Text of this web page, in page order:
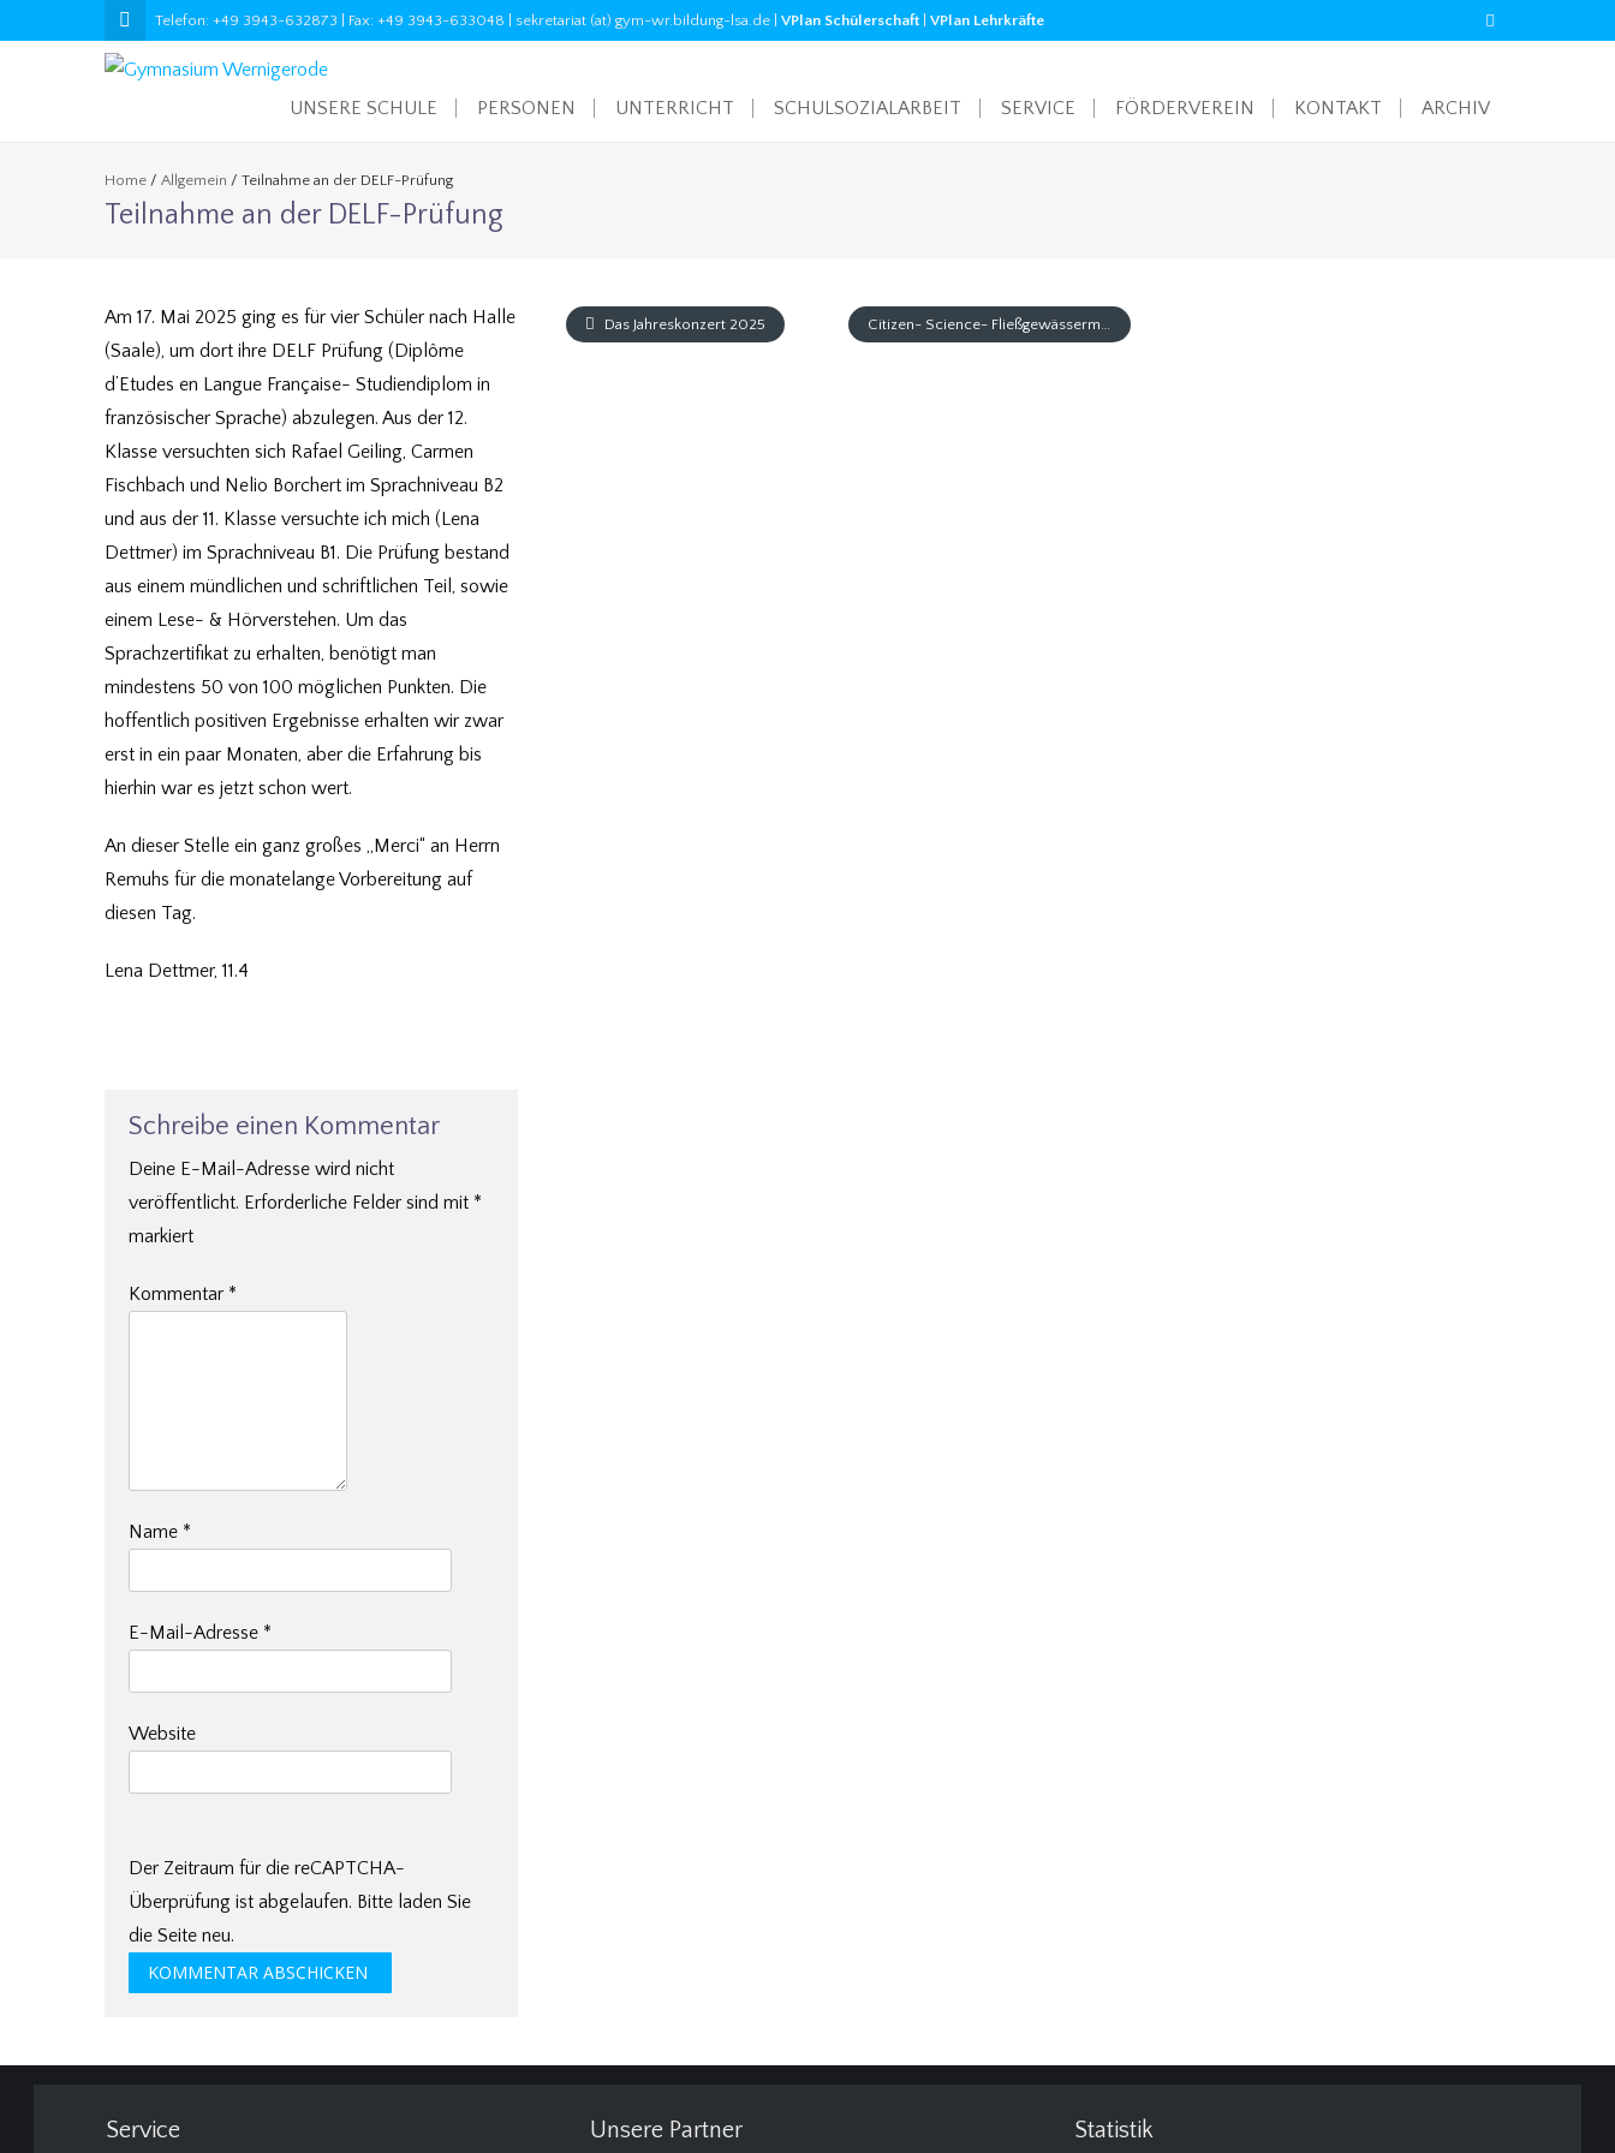
Telefon: +49 3943-632873 | Fax: +49 3943-633048 | sekretariat (at) gym-wr.bildung-lsa.de | VPlan Schülerschaft VPlan Lehrkräfte
UNSERE SCHULE PERSONEN UNTERRICHT SCHULSOZIALARBEIT SERVICE FÖRDERVEREIN KONTAKT ARCHIV
Home / Allgemein / Teilnahme an der DELF-Prüfung
Teilnahme an der DELF-Prüfung
Am 17. Mai 2025 ging es für vier Schüler nach Halle
(Saale), um dort ihre DELF Prüfung (Diplôme
d’Etudes en Langue Française- Studiendiplom in
französischer Sprache) abzulegen. Aus der 12.
Klasse versuchten sich Rafael Geiling, Carmen
Fischbach und Nelio Borchert im Sprachniveau B2
und aus der 11. Klasse versuchte ich mich (Lena
Dettmer) im Sprachniveau B1. Die Prüfung bestand
aus einem mündlichen und schriftlichen Teil, sowie
einem Lese- & Hörverstehen. Um das
Sprachzertifikat zu erhalten, benötigt man
mindestens 50 von 100 möglichen Punkten. Die
hoffentlich positiven Ergebnisse erhalten wir zwar
erst in ein paar Monaten, aber die Erfahrung bis
hierhin war es jetzt schon wert.
An dieser Stelle ein ganz großes „Merci“ an Herrn
Remuhs für die monatelange Vorbereitung auf
diesen Tag.
Lena Dettmer, 11.4
Das Jahreskonzert 2025 Citizen- Science- Fließgewässermonitoring im Kalten Bach in Wernigerode
Schreibe einen Kommentar
Deine E-Mail-Adresse wird nicht
veröffentlicht. Erforderliche Felder sind mit *
markiert
Kommentar *
Name *
E-Mail-Adresse *
Website
Der Zeitraum für die reCAPTCHA-
Überprüfung ist abgelaufen. Bitte laden Sie
die Seite neu.
Service Unsere Partner Statistik